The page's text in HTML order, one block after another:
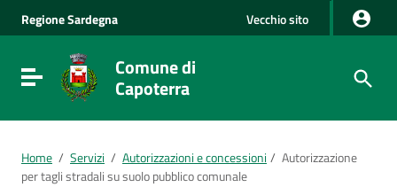
Vai alla navigazione del sito
Vai al Footer
RegioneSardegna Vecchio sito
Visualizza/nascondi menu di navigazione
Comune di
Capoterra
Home / Servizi / Autorizzazioni e concessioni / Autorizzazione
per tagli stradali su suolo pubblico comunale